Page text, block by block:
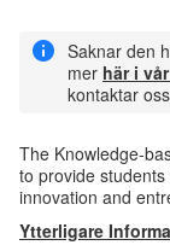
Saknar den
mer här i
kontaktar
The Knowledge-
to provide
innovation and
Ytterligare